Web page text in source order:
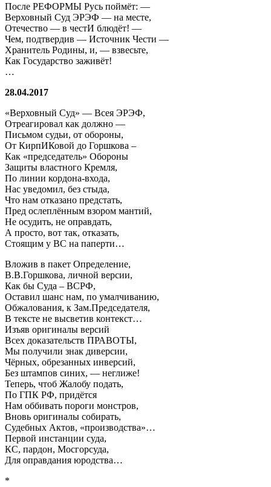
После РЕФОРМЫ Русь поймёт: —
Верховный Суд ЭРЭФ — на месте,
Отечество — в честИ блюдёт! —
Чем, подтвердив — Источник Чести —
Хранитель Родины, и, — взвесьте,
Как Государство заживёт!
…
28.04.2017
«Верховный Суд» — Всея ЭРЭФ,
Отреагировал как должно —
Письмом судьи, от обороны,
От КирпИКовой до Горшкова –
Как «председатель» Обороны
Защиты властного Кремля,
По линии кордона-входа,
Нас уведомил, без стыда,
Что нам отказано предстать,
Пред ослеплённым взором мантий,
Не осудить, не оправдать,
А просто, вот так, отказать,
Стоящим у ВС на паперти…
Вложив в пакет Определение,
В.В.Горшкова, личной версии,
Как бы Суда – ВСРФ,
Оставил шанс нам, по умалчиванию,
Обжалования, к Зам.Председателя,
В тексте не высветив контекст…
Изъяв оригиналы версий
Всех доказательств ПРАВОТЫ,
Мы получили знак диверсии,
Чёрных, обрезанных инверсий,
Без штампов синих, — неглиже!
Теперь, чтоб Жалобу подать,
По ГПК РФ, придётся
Нам оббивать пороги монстров,
Вновь оригиналы собирать,
Судебных Актов, «производства»…
Первой инстанции суда,
КС, пардон, Мосгорсуда,
Для оправдания юродства…
*